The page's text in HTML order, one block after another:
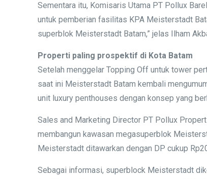
Sementara itu, Komisaris Utama PT Pollux
untuk pemberian fasilitas KPA Meisterstadt
superblok Meisterstadt Batam,” jelas Ilham
Properti paling prospektif di Kota Batam
Setelah menggelar Topping Off untuk tower
saat ini Meisterstadt Batam kembali
unit luxury penthouses dengan konsep yang
Sales and Marketing Director PT Pollux
membangun kawasan megasuperblok
Meisterstadt ditawarkan dengan DP cukup
Sebagai informasi, superblock Meisterstadt